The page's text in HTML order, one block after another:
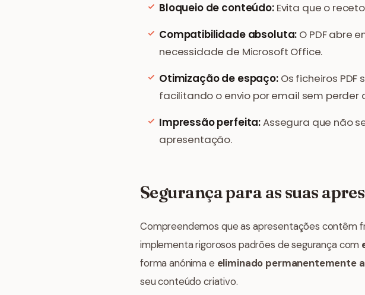
Bloqueio de conteúdo:Evita que o
Compatibilidade absoluta: O PDF abre
necessidade de Microsoft Office.
Otimização de espaço:Os ficheiros
facilitando o envio por email sem perder
Impressão perfeita:Assegura que não
apresentação.
Segurança para as suas
Compreendemos que as apresentações contêm
implementa rigorosos padrões de segurança com
forma anónima e eliminado permanentemente
seu conteúdo criativo.